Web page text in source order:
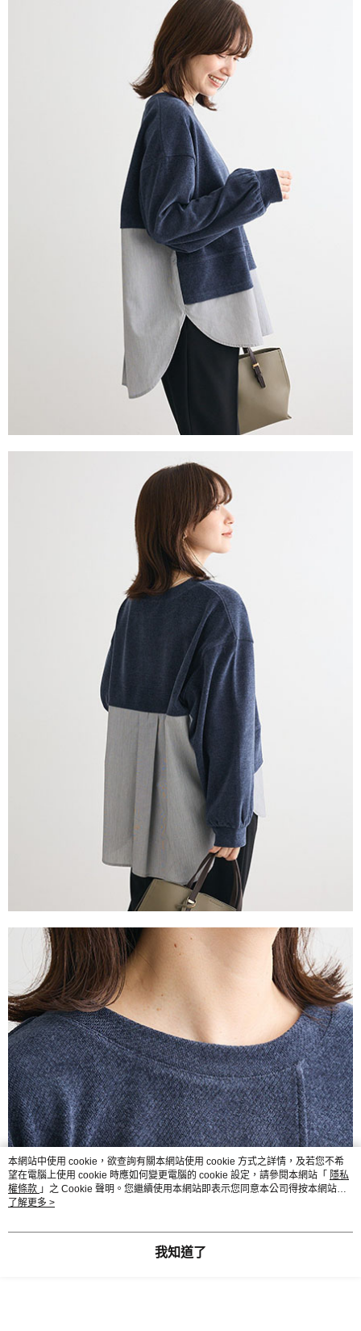
本網站中使用 cookie，欲查詢有關本網站使用 cookie 方式之詳情，及若您不希
望在電腦上使用 cookie 時應如何變更電腦的 cookie 設定，請參閱本網站「 隱私
權條款 」之 Cookie 聲明。您繼續使用本網站即表示您同意本公司得按本網站使
用條款之 Cookie 聲明使用 cookie。
了解更多 >
我知道了